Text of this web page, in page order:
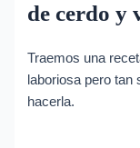
de cerdo y
Traemos una
laboriosa pero
hacerla.